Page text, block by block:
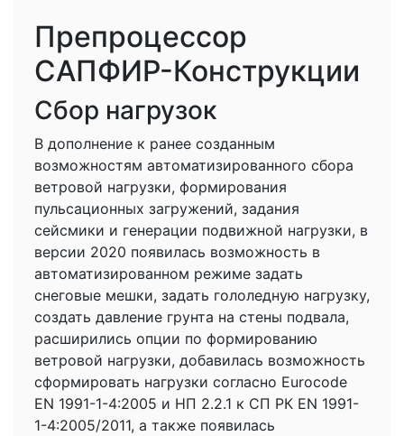
Препроцессор
САПФИР-Конструкции
Сбор нагрузок
В дополнение к ранее созданным
возможностям автоматизированного сбора
ветровой нагрузки, формирования
пульсационных загружений, задания
сейсмики и генерации подвижной нагрузки, в
версии 2020 появилась возможность в
автоматизированном режиме задать
снеговые мешки, задать гололедную нагрузку,
создать давление грунта на стены подвала,
расширились опции по формированию
ветровой нагрузки, добавилась возможность
сформировать нагрузки согласно Eurocode
EN 1991-1-4:2005 и НП 2.2.1 к СП РК EN 1991-
1-4:2005/2011, а также появилась